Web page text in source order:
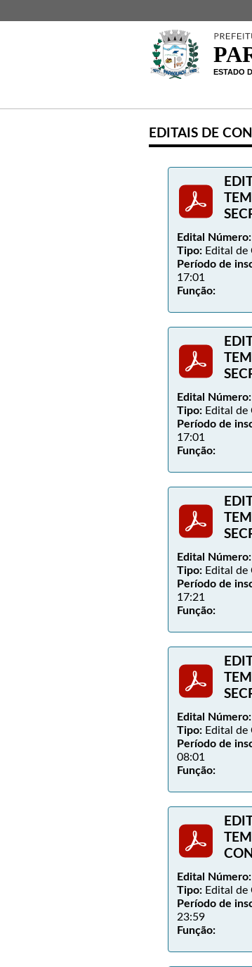
EDITAIS DE
Edital Número:
Tipo:Edital de
Período de
17:01
Função:
Edital Número:
Tipo:Edital de
Período de
17:01
Função:
Edital Número:
Tipo:Edital de
Período de
17:21
Função:
Edital Número:
Tipo:Edital de
Período de
08:01
Função:
Edital Número:
Tipo:Edital de
Período de
23:59
Função: